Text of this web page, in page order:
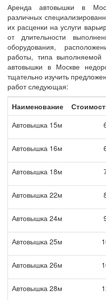
Аренда автовышки в
различных
их расценки на услуги
от длительности
оборудования,
работы, типа выполняемой
автовышки в Москве
тщательно изучить
работ следующая:
Наименование
Автовышка 15м
Автовышка 16м
Автовышка 18м
Автовышка 22м
Автовышка 24м
Автовышка 25м
Автовышка 26м
Автовышка 28м